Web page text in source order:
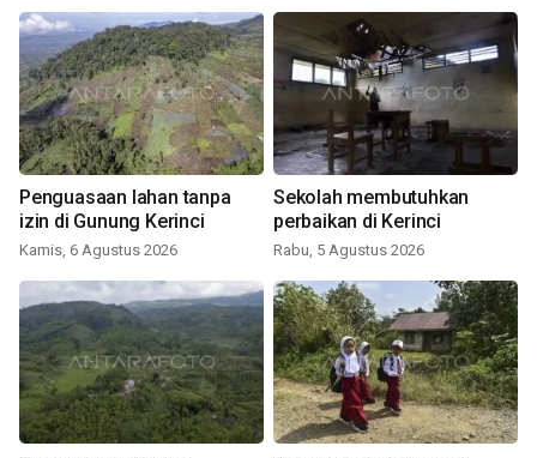
Penguasaan lahan tanpa
izin di Gunung Kerinci
Kamis, 6 Agustus 2026
Sekolah membutuhkan
perbaikan di Kerinci
Rabu, 5 Agustus 2026